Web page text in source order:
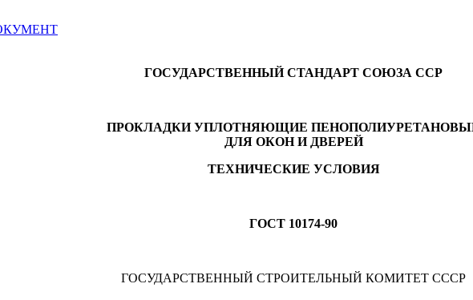
ГОСУДАРСТВЕННЫЙ СТАНДАРТ СОЮЗА ССР
ПРОКЛАДКИ УПЛОТНЯЮЩИЕ
ДЛЯ ОКОН И ДВЕРЕЙ
ТЕХНИЧЕСКИЕ УСЛОВИЯ
ГОСТ 10174-90
ГОСУДАРСТВЕННЫЙ СТРОИТЕЛЬНЫЙ КОМИТЕТ СССР